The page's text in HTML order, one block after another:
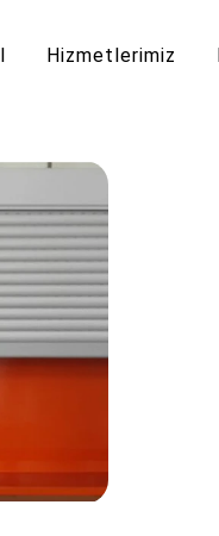
Hizmetlerimiz